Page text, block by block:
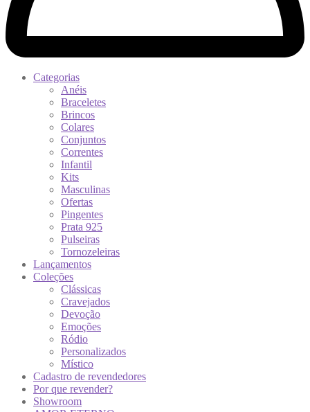
Categorias
Anéis
Braceletes
Brincos
Colares
Conjuntos
Correntes
Infantil
Kits
Masculinas
Ofertas
Pingentes
Prata 925
Pulseiras
Tornozeleiras
Lançamentos
Coleções
Clássicas
Cravejados
Devoção
Emoções
Ródio
Personalizados
Místico
Cadastro de revendedores
Por que revender?
Showroom